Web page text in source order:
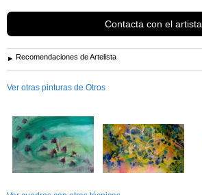
Contacta con el artista
Recomendaciones de Artelista
Ver otras pinturas de Otros